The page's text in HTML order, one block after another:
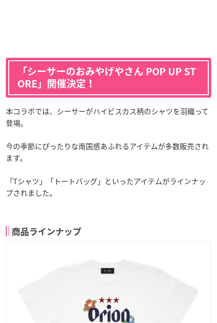
「シーサーのおみやげやさん POP UP ST
ORE」開催決定！
本コラボでは、シーサーがハイビスカス柄のシャツを羽織って
登場。
今の季節にぴったりな南国感あふれるアイテムが多数販売され
ます。
「Tシャツ」「トートバッグ」といったアイテムがラインナッ
プされました。
商品ラインナップ